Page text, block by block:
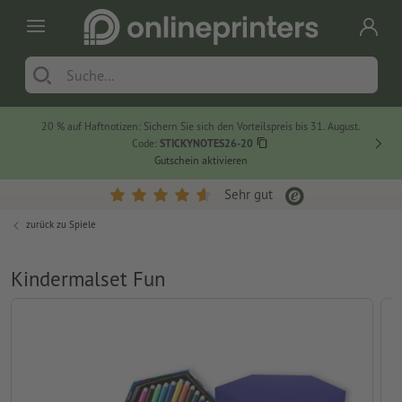
20 % auf Haftnotizen: Sichern Sie sich den Vorteilspreis bis 31. August.
Code: STICKYNOTES26-20
Gutschein aktivieren
Sehr gut
zurück zu Spiele
Kindermalset Fun